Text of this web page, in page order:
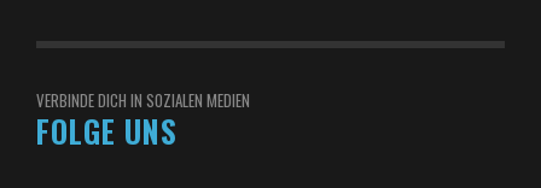
VERBINDE DICH IN SOZIALEN MEDIEN
FOLGE UNS